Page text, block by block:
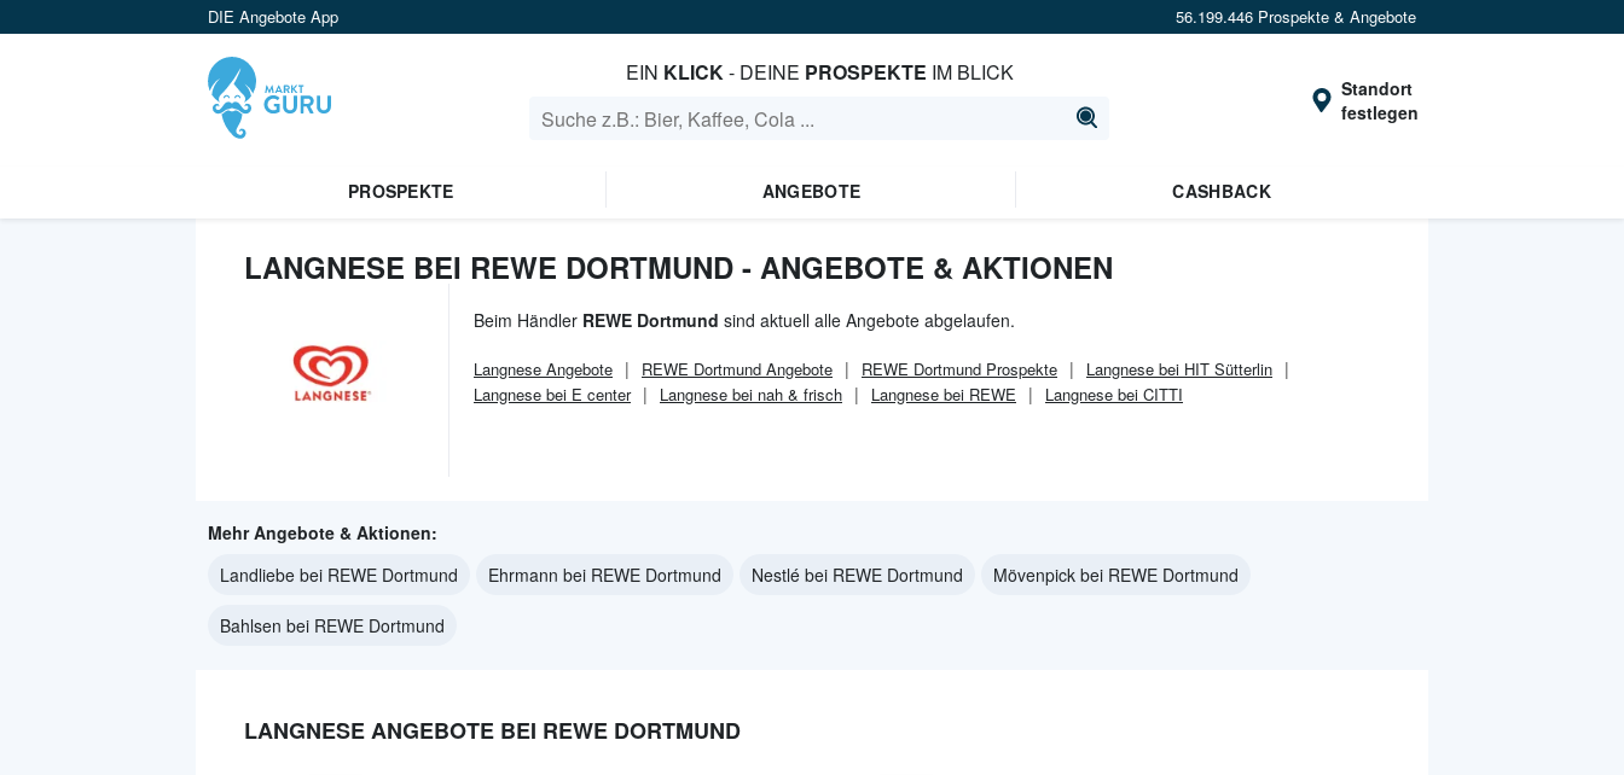
DIE Angebote App 56.199.446 Prospekte & Angebote
EIN KLICK- DEINE PROSPEKTE IM BLICK
Standort
festlegen
PROSPEKTE ANGEBOTE CASHBACK
LANGNESE BEI REWE DORTMUND - ANGEBOTE & AKTIONEN
Beim Händler REWE Dortmund sind aktuell alle Angebote abgelaufen.
Langnese Angebote REWE Dortmund Angebote REWE Dortmund Prospekte
Langnese bei HIT Sütterlin
Langnese bei E center
Langnese bei nah & frisch Langnese bei REWE Langnese bei CITTI
Mehr Angebote & Aktionen:
Landliebe bei REWE Dortmund
Ehrmann bei REWE Dortmund Nestlé bei REWE Dortmund Mövenpick bei REWE Dortmund
Bahlsen bei REWE Dortmund
LANGNESE ANGEBOTE BEI REWE DORTMUND